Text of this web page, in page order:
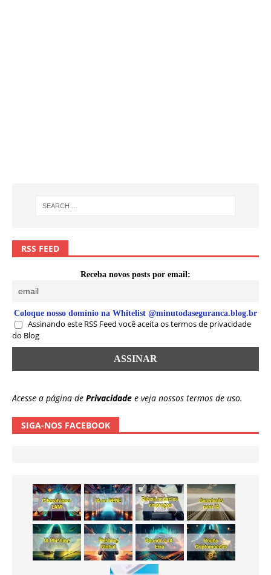
RSS FEED
Receba novos posts por email:
Coloque nosso domínio na Whitelist @minutodaseguranca.blog.br
Assinando este RSS Feed você aceita os termos de privacidade
do Blog
Acesse a página de Privacidade e veja nossos termos de uso.
SIGA-NOS FACEBOOK